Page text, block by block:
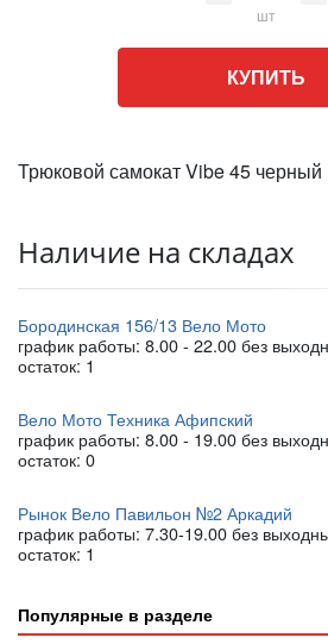
шт
КУПИТЬ
Трюковой самокат Vibe 45 черный
Наличие на складах
Бородинская 156/13 Вело Мото
график работы: 8.00 - 22.00 без
остаток: 1
Вело Мото Техника Афипский
график работы: 8.00 - 19.00 без
остаток: 0
Рынок Вело Павильон №2 Аркадий
график работы: 7.30-19.00 без
остаток: 1
Популярные в разделе